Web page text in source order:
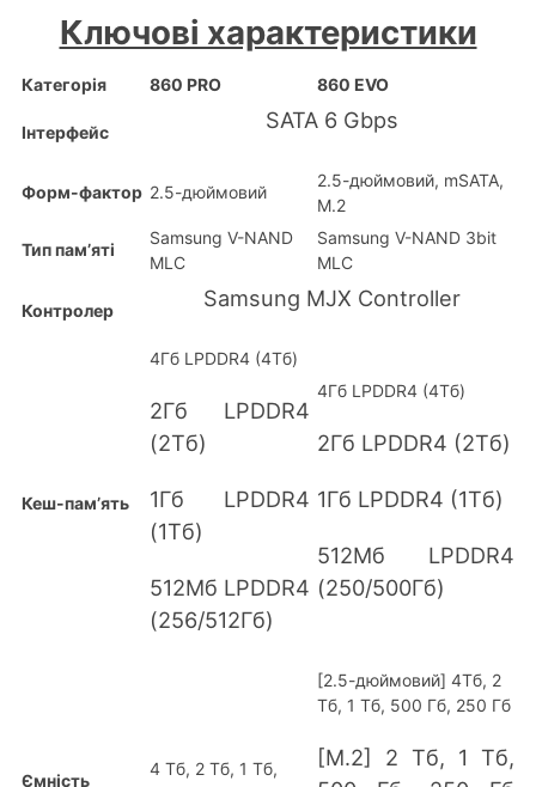
Ключові характеристики
Категорія 860 PRO 860 EVO
Інтерфейс SATA 6 Gbps
Форм-фактор 2.5-дюймовий
2.5-дюймовий, mSATA,
M.2
Тип пам’яті
Samsung V-NAND
MLC
Samsung V-NAND 3bit
MLC
Контролер Samsung MJX Controller
Кеш-пам’ять
4Гб LPDDR4 (4Тб)
2Гб LPDDR4
(2Тб)
1Гб LPDDR4
(1Тб)
512Мб LPDDR4
(256/512Гб)
4Гб LPDDR4 (4Тб)
2Гб LPDDR4 (2Тб)
1Гб LPDDR4 (1Тб)
512Мб LPDDR4
(250/500Гб)
Ємність
4 Тб, 2 Tб, 1 Tб,
[2.5-дюймовий] 4Тб, 2
Тб, 1 Tб, 500 Гб, 250 Гб
[M.2] 2 Тб, 1 Tб,